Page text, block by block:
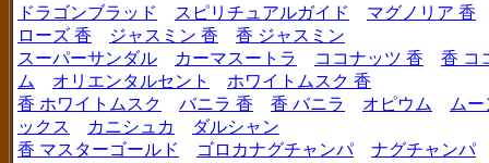
ドラゴンブラッド
スピリチュアルガイド
マグノリア 香
ローズ 香
ジャスミン 香
香 ジャスミン
スーパーサンダル
カーマスートラ ココナッツ 香
香 コ
ム
オリエンタルセント
ホワイトムスク 香
香 ホワイトムスク
バニラ 香 香 バニラ オピウム
ムー
ックス
カニシュカ
ダルシャン
香 マスターゴールド
ゴロカナグチャンパ ナグチャンパ